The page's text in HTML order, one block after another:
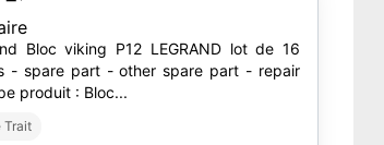
Bloc viking P12 LEGRAND lot de 16
- spare part - other spare part - repair
produit : Bloc...
Trait